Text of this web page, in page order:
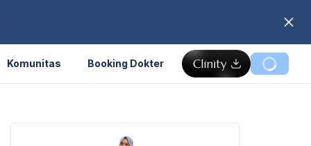
Komunitas Booking Dokter